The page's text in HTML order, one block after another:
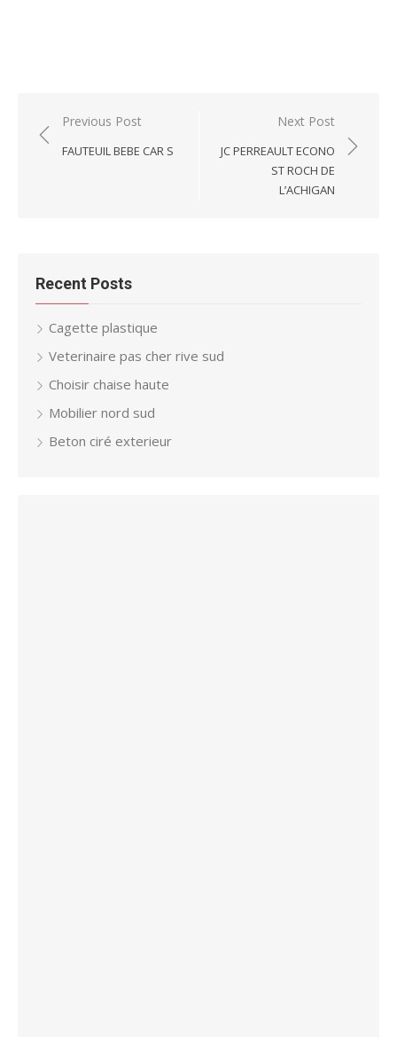
Post
navigation
Previous Post
FAUTEUIL BEBE CAR S
Next Post
JC PERREAULT ECONO
ST ROCH DE
L’ACHIGAN
Recent Posts
Cagette plastique
Veterinaire pas cher rive sud
Choisir chaise haute
Mobilier nord sud
Beton ciré exterieur